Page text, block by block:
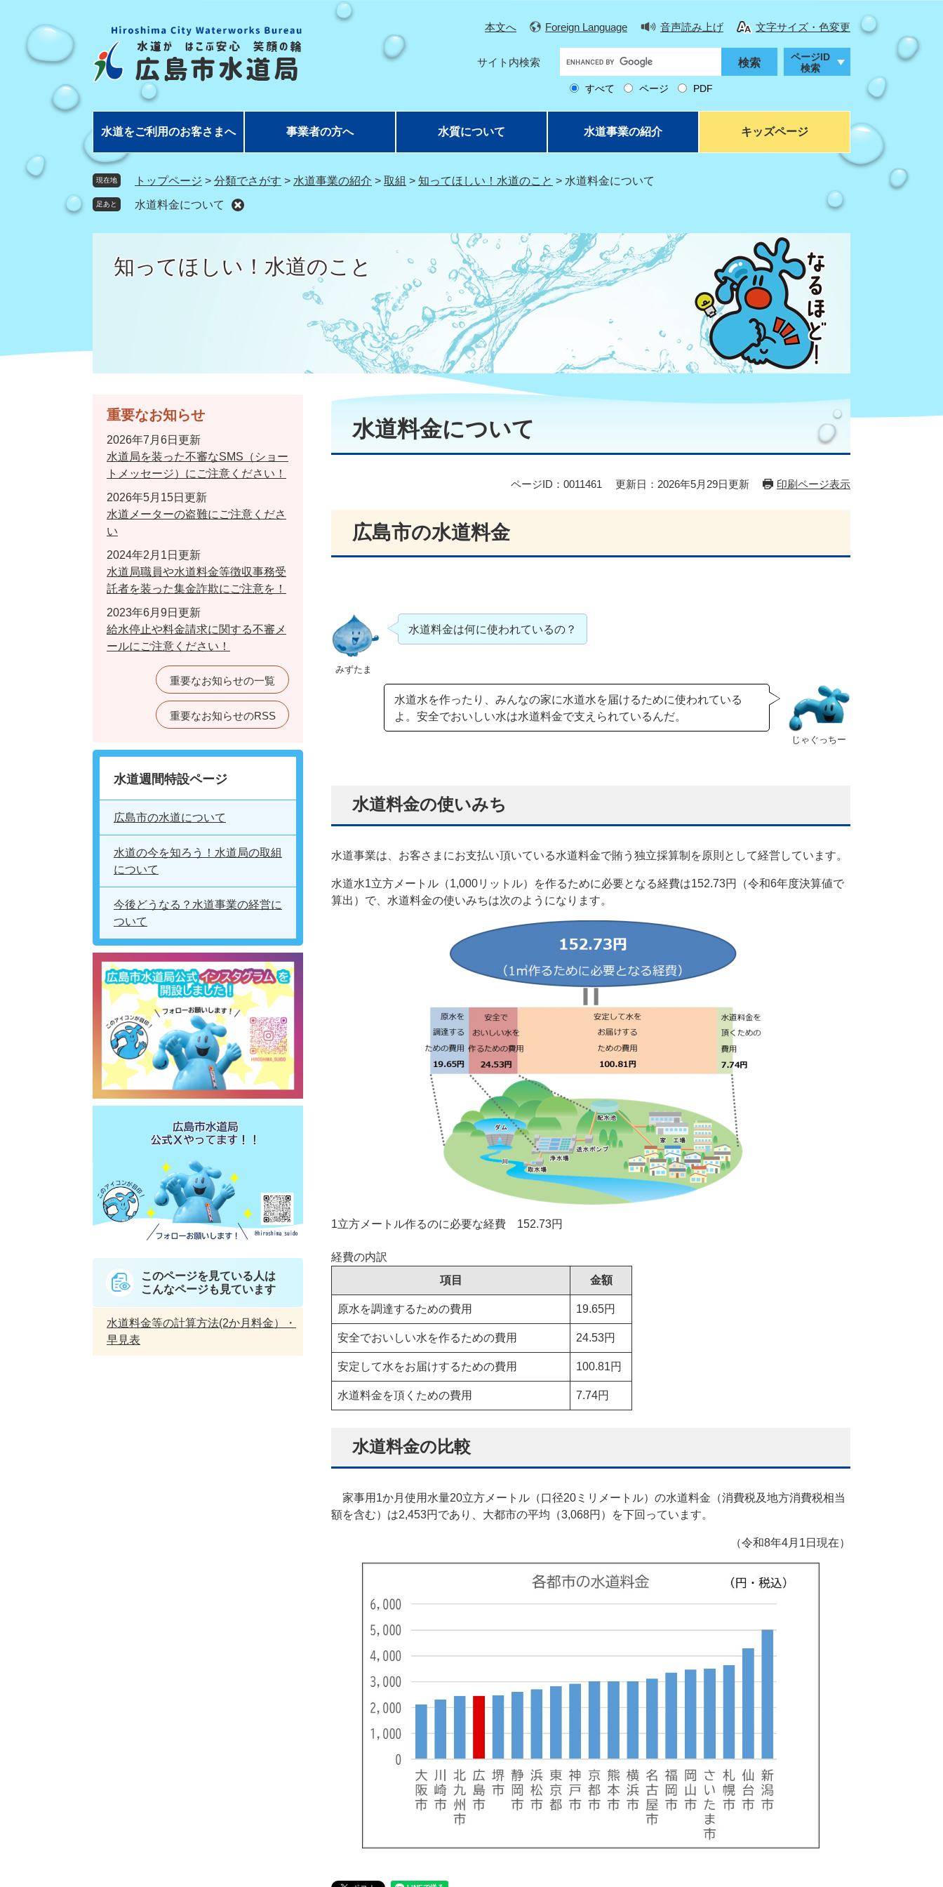
本文へ Foreign Language 音声読み上げ 文字サイズ・色変更
サイト内検索
カ
ス
索
すべて ページ PDF
ページID
検索
水道をご利用のお客さまへ 事業者の方へ 水質について 水道事業の紹介 キッズページ
現在地 トップページ > 分類でさがす > 水道事業の紹介 > 取組 > 知ってほしい！水道のこと > 水道料金について
足あと 水道料金について
知ってほしい！水道のこと
本
水道料金について
ページID：0011461 更新日：2026年5月29日更新 印刷ページ表示
広島市の水道料金
水道料金は何に使われているの？
水道水を作ったり、みんなの家に水道水を届けるために使われている
よ。安全でおいしい水は水道料金で支えられているんだ。
水道料金の使いみち
水道事業は、お客さまにお支払い頂いている水道料金で賄う独立採算制を原則として経営しています。
水道水1立方メートル（1,000リットル）を作るために必要となる経費は152.73円（令和6年度決算値で
算出）で、水道料金の使いみちは次のようになります。
1立方メートル作るのに必要な経費 152.73円
経費の内訳
項目
金額
原水を調達するための費用 19.65円
安全でおいしい水を作るための費用 24.53円
安定して水をお届けするための費用 100.81円
水道料金を頂くための費用 7.74円
水道料金の比較
家事用1か月使用水量20立方メートル（口径20ミリメートル）の水道料金（消費税及地方消費税相当
額を含む）は2,453円であり、大都市の平均（3,068円）を下回っています。
（令和8年4月1日現在）
重要なお知らせ
2026年7月6日更新
水道局を装った不審なSMS（ショー
トメッセージ）にご注意ください！
2026年5月15日更新
水道メーターの盗難にご注意くださ
い
2024年2月1日更新
水道局職員や水道料金等徴収事務受
託者を装った集金詐欺にご注意を！
2023年6月9日更新
給水停止や料金請求に関する不審メ
ールにご注意ください！
重要なお知らせの一覧
重要なお知らせのRSS
水道週間特設ページ
広島市の水道について
水道の今を知ろう！水道局の取組
について
今後どうなる？水道事業の経営に
ついて
このページを見ている人は
こんなページも見ています
水道料金等の計算方法(2か月料金）・
早見表